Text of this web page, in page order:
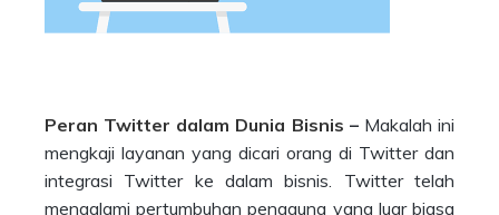
Peran Twitter dalam Dunia Bisnis – Makalah ini
mengkaji layanan yang dicari orang di Twitter dan
integrasi Twitter ke dalam bisnis. Twitter telah
mengalami pertumbuhan pengguna yang luar biasa